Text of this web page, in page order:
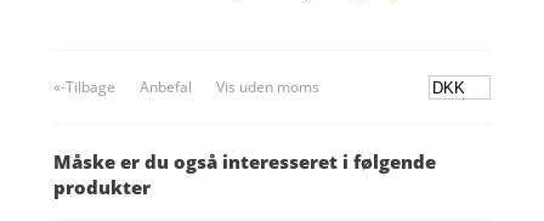
«-Tilbage Anbefal Vis uden moms
Måske er du også interesseret i følgende
produkter